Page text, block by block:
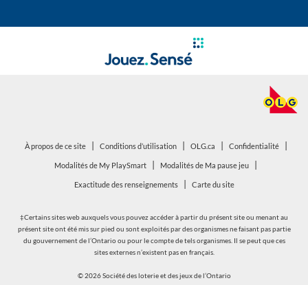
À propos de ce site Conditions d’utilisation OLG.caouvrir
nouvelle
Confidentialitéouvrir
Modalités de My PlaySmartouvrir
fenêtre
Modalités de Ma pause jeuouvrir
fenêtre
Exactitude des renseignements Carte du site
‡Certains sites web auxquels vous pouvez accéder à partir du présent site ou menant au
présent site ont été mis sur pied ou sont exploités par des organismes ne faisant pas partie
du gouvernement de l’Ontario ou pour le compte de tels organismes. Il se peut que ces
sites externes n’existent pas en français.
© 2026 Société des loterie et des jeux de l’Ontario